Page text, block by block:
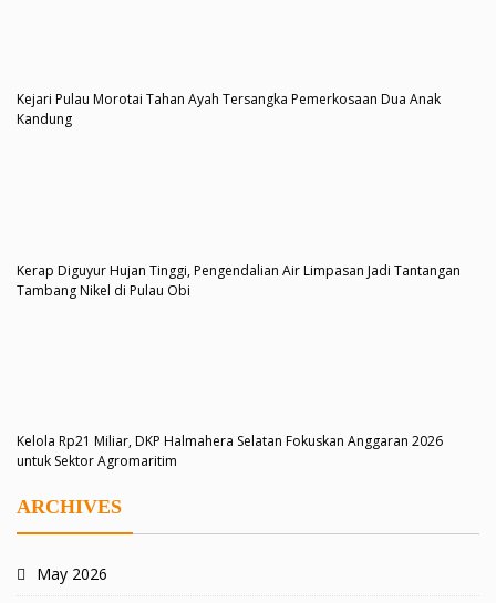
Kejari Pulau Morotai Tahan Ayah Tersangka Pemerkosaan Dua Anak
Kandung
Kerap Diguyur Hujan Tinggi, Pengendalian Air Limpasan Jadi Tantangan
Tambang Nikel di Pulau Obi
Kelola Rp21 Miliar, DKP Halmahera Selatan Fokuskan Anggaran 2026
untuk Sektor Agromaritim
ARCHIVES
May 2026